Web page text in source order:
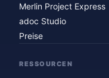
Merlin Project Express
adoc Studio
Preise
RESSOURCEN